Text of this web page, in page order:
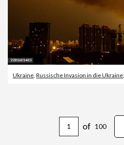
Ukraine Russische Invasion in die Ukraine
of 100